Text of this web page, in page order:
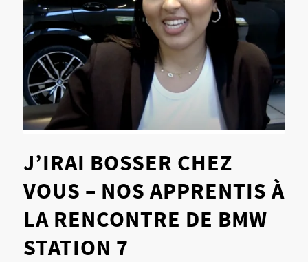
J’IRAI BOSSER CHEZ
VOUS – NOS APPRENTIS À
LA RENCONTRE DE BMW
STATION 7